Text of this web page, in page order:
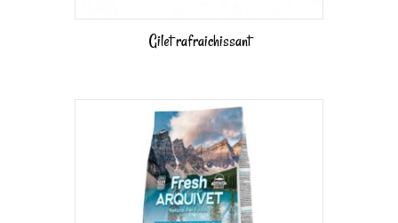
Gilet rafraichissant